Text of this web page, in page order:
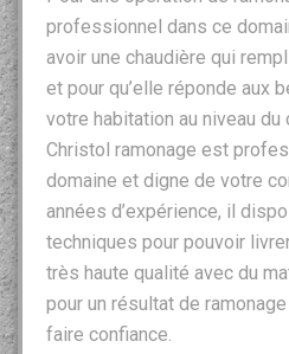
professionnel dans ce
avoir une chaudière qui
et pour qu’elle réponde aux
votre habitation au niveau
Christol ramonage est
domaine et digne de votre
années d’expérience, il
techniques pour pouvoir
très haute qualité avec du
pour un résultat de
faire confiance.